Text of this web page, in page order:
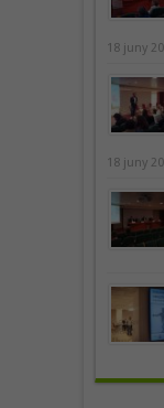
18 juny
18 juny